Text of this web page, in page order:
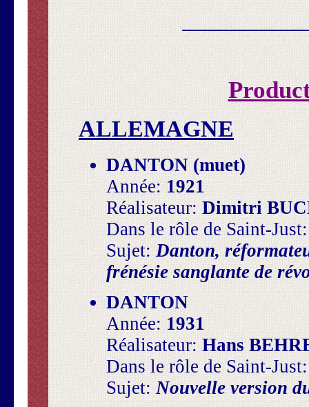
ALLEMAGNE
DANTON (muet)
Année: 1921
Réalisateur: Dimitri
Dans le rôle de Saint-
Sujet:Danton,
frénésie sanglante de
DANTON
Année: 1931
Réalisateur: Hans
Dans le rôle de Saint-
Sujet:Nouvelle version